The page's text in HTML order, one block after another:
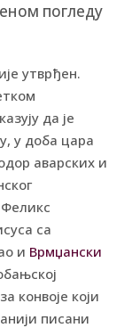
погледу
утврђен.
да је
у доба цара
аварских и
са
и Врмџански
конвоје који
писани